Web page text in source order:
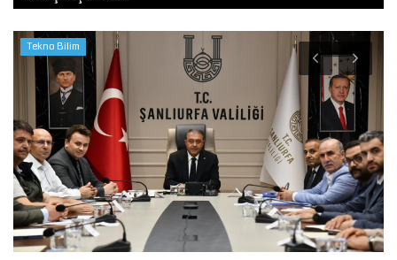
Tekno Bilim